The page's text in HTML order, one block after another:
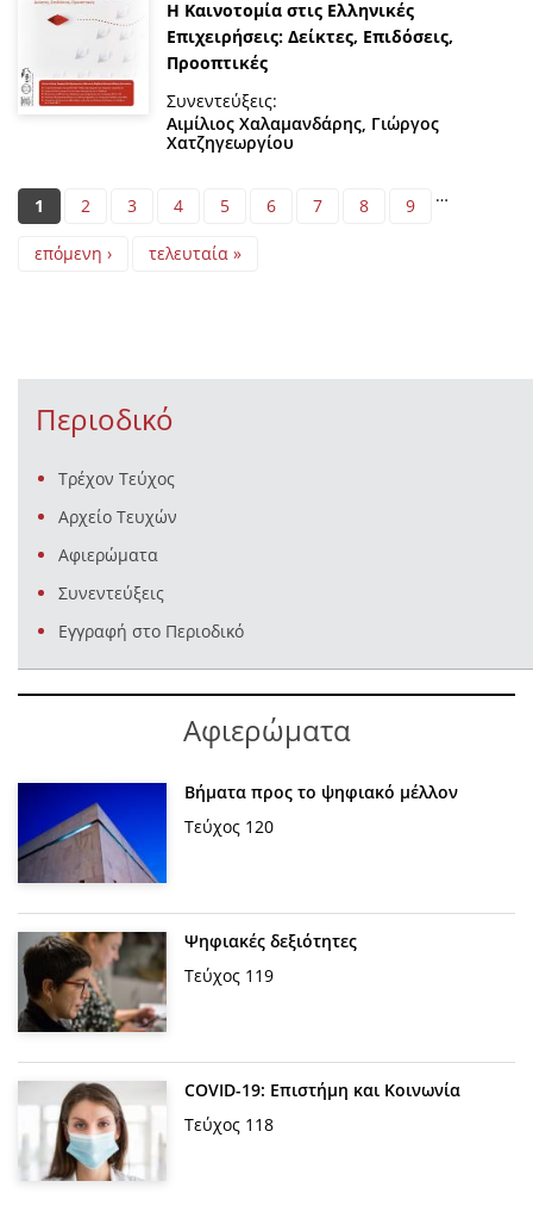
H Καινοτομία στις Ελληνικές
Επιχειρήσεις: Δείκτες, Επιδόσεις,
Προοπτικές
Συνεντεύξεις:
Αιμίλιος Χαλαμανδάρης, Γιώργος
Χατζηγεωργίου
Pages
1 2 3 4 5 6 7 8 9 …
επόμενη › τελευταία »
Περιοδικό
Τρέχον Τεύχος
Αρχείο Τευχών
Αφιερώματα
Συνεντεύξεις
Εγγραφή στο Περιοδικό
Αφιερώματα
Βήματα προς το ψηφιακό μέλλον
Τεύχος 120
Ψηφιακές δεξιότητες
Τεύχος 119
COVID-19: Επιστήμη και Κοινωνία
Τεύχος 118